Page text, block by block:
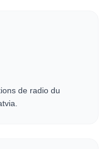
de radio du